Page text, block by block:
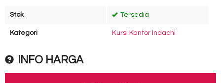
Stok Tersedia
Kategori Kursi Kantor Indachi
INFO HARGA